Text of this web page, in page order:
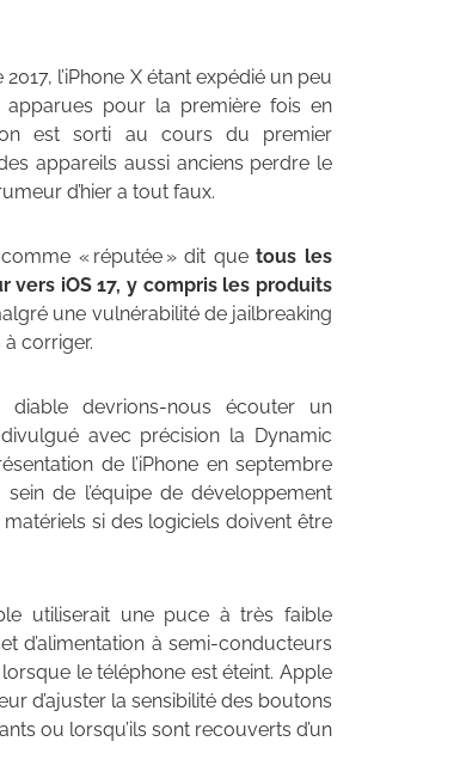
l’iPhone X étant expédié un peu
pour la première fois en
est sorti au cours du premier
appareils aussi anciens perdre le
d’hier a tout faux.
« réputée » dit quetous les
vers iOS 17, y compris les produits
une vulnérabilité de jailbreaking
à corriger.
devrions-nous écouter un
avec précision la Dynamic
de l’iPhone en septembre
de l’équipe de développement
si des logiciels doivent être
utiliserait une puce à très faible
d’alimentation à semi-conducteurs
lorsque le téléphone est éteint. Apple
d’ajuster la sensibilité des boutons
ou lorsqu’ils sont recouverts d’un